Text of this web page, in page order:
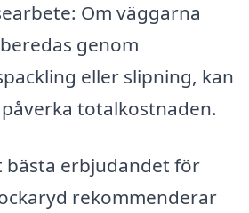
Om väggarna
genom
eller slipning, kan
totalkostnaden.
bästa erbjudandet för
rekommenderar